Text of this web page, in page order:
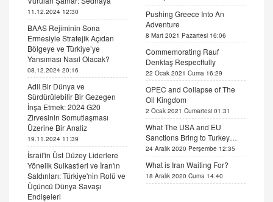
11.12.2024 12:30
BAAS Rejiminin Sona
Ermesiyle Stratejik Açıdan
Bölgeye ve Türkiye’ye
Yansıması Nasıl Olacak?
08.12.2024 20:16
Adil Bir Dünya ve
Sürdürülebilir Bir Gezegen
İnşa Etmek: 2024 G20
Zirvesinin Somutlaşması
Üzerine Bir Analiz
19.11.2024 11:39
İsrail'in Üst Düzey Liderlere
Yönelik Suikastleri ve İran'ın
Saldırıları: Türkiye'nin Rolü ve
Üçüncü Dünya Savaşı
Endişeleri
Pushing Greece Into An
Adventure
8 Mart 2021 Pazartesi 16:06
Commemorating Rauf
Denktaş Respectfully
22 Ocak 2021 Cuma 16:29
OPEC and Collapse of The
Oil Kingdom
2 Ocak 2021 Cumartesi 01:31
What The USA and EU
Sanctions Bring to Turkey…
24 Aralık 2020 Perşembe 12:35
What is Iran Waiting For?
18 Aralık 2020 Cuma 14:40